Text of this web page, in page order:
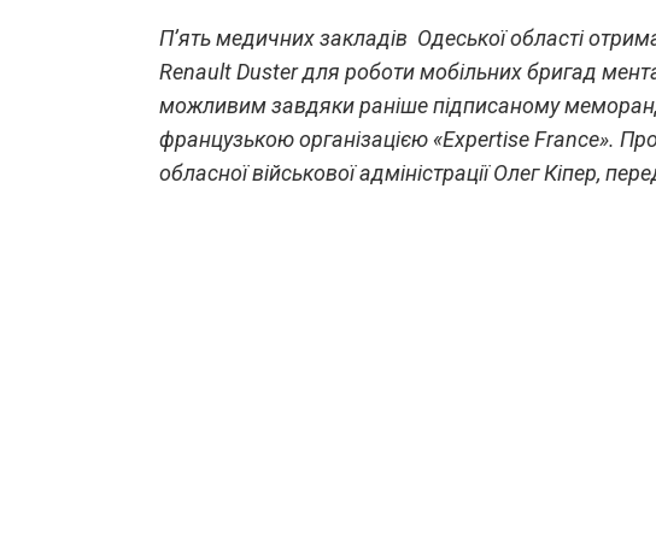
П’ять медичних закладів Одеської області
Renault Duster для роботи мобільних бригад
можливим завдяки раніше підписаному
французькою організацією «Expertise France».
обласної військової адміністрації Олег Кіпер,